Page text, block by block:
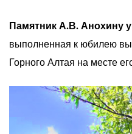
Памятник А.В. Анохину
выполненная к юбилею
Горного Алтая на месте